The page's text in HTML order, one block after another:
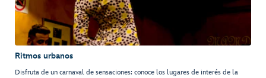
Ritmos urbanos
Disfruta de un carnaval de sensaciones: conoce los lugares de interés de la